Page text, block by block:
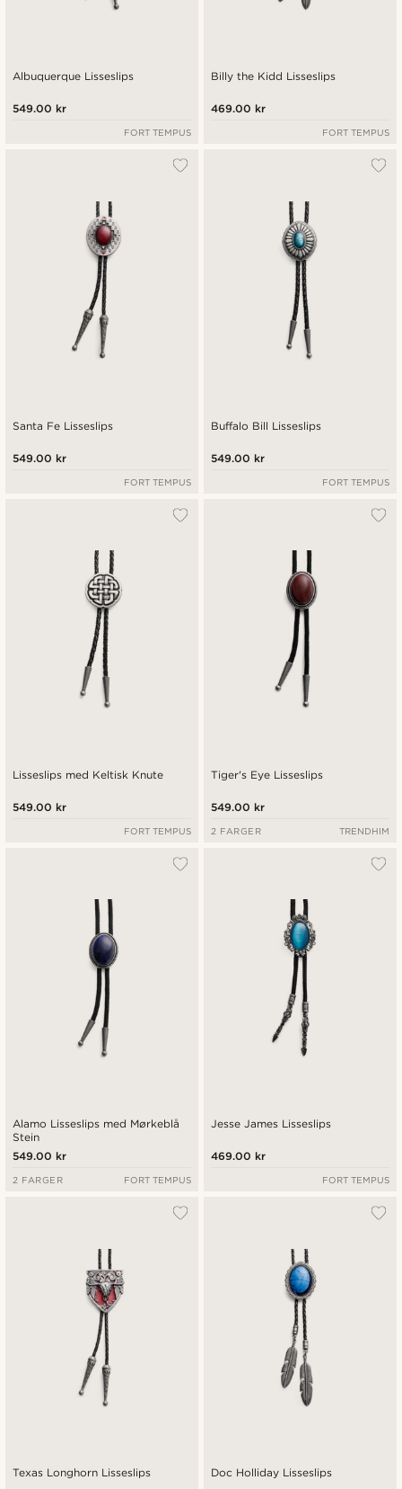
Albuquerque Lisseslips
549.00 kr
FORT TEMPUS
Billy the Kidd Lisseslips
469.00 kr
FORT TEMPUS
Santa Fe Lisseslips
549.00 kr
FORT TEMPUS
Buffalo Bill Lisseslips
549.00 kr
FORT TEMPUS
Lisseslips med Keltisk Knute
549.00 kr
FORT TEMPUS
Tiger's Eye Lisseslips
549.00 kr
2 FARGER TRENDHIM
Alamo Lisseslips med Mørkeblå
Stein
549.00 kr
2 FARGER FORT TEMPUS
Jesse James Lisseslips
469.00 kr
FORT TEMPUS
Texas Longhorn Lisseslips Doc Holliday Lisseslips